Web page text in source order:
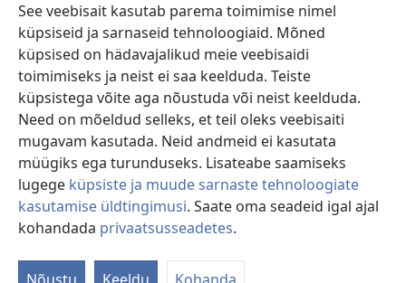
See veebisait kasutab parema toimimise nimel
küpsiseid ja sarnaseid tehnoloogiaid. Mõned
küpsised on hädavajalikud meie veebisaidi
toimimiseks ja neist ei saa keelduda. Teiste
küpsistega võite aga nõustuda või neist keelduda.
Need on mõeldud selleks, et teil oleks veebisaiti
mugavam kasutada. Neid andmeid ei kasutata
müügiks ega turunduseks. Lisateabe saamiseks
lugege küpsiste ja muude sarnaste tehnoloogiate
kasutamise üldtingimusi. Saate oma seadeid igal ajal
kohandada privaatsusseadetes.
uue
akna) JW Hub
(avab
uue
akna) JW Library
Watchtower Library
Copyright© 2026 Watch Tower Bible and Tract Society of Pennsylvania.
KASUTUSTINGIMUSED
ANDMEKAITSETINGIMUSED
PRIVAATSUSSEADED